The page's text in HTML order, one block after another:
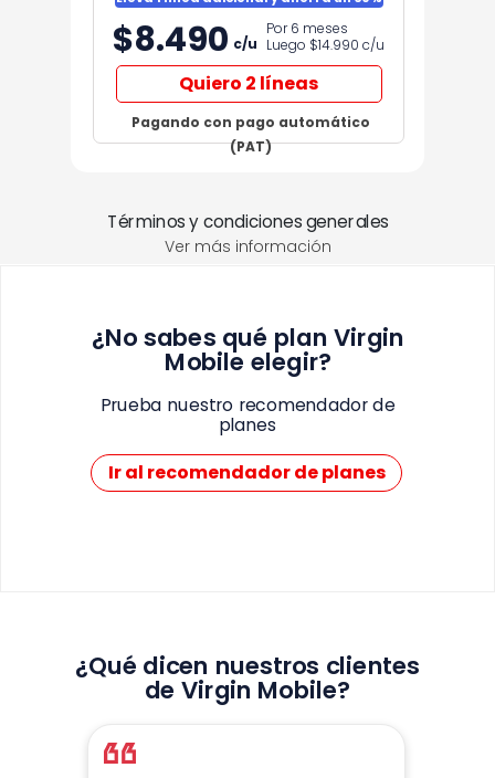
Términos y condiciones generales
Quiero 2 líneas
Pagando con pago automático
(PAT)
Por 6 meses
Luego $14.990 c/u
$8.490 c/u
Ver más información
¿Qué dicen nuestros clientes
de Virgin Mobile?
¿No sabes qué plan Virgin
Mobile elegir?
Prueba nuestro recomendador de
planes
Ir al recomendador de planes